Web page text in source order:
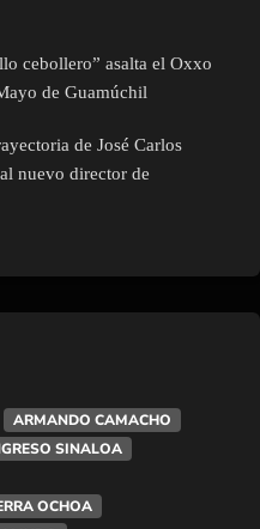
cebollero” asalta el Oxxo
de Guamúchil
de José Carlos
nuevo director de
ARMANDO CAMACHO
SINALOA
OCHOA